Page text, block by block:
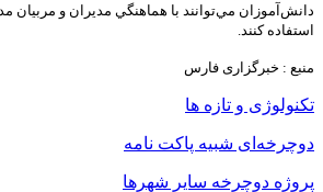
دانش‌آموزان مي‌توانند با هماهنگي مديران و مربيان
استفاده كنند.
منبع : خبرگزاری فارس
تکنولوژی و تازه ها
دوچرخه‌ای شبیه پاکت نامه
پروژه دوچرخه سایر شهرها